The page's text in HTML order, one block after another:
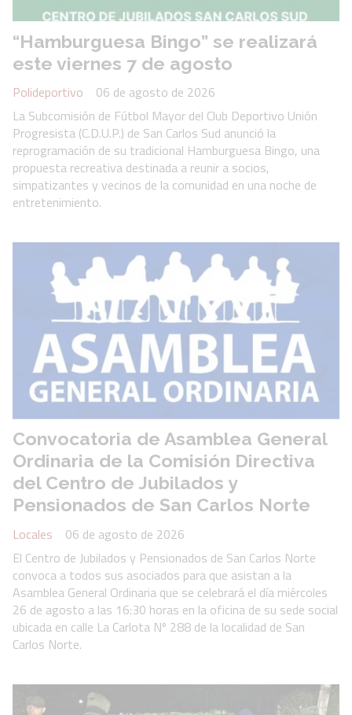
“Hamburguesa Bingo” se realizará
este viernes 7 de agosto
Polideportivo
06 de agosto de 2026
La Subcomisión de Fútbol Mayor del Club Deportivo Unión
Progresista (C.D.U.P.) de San Carlos Sud anunció la
reprogramación de su tradicional Hamburguesa Bingo, una
propuesta recreativa destinada a reunir a socios,
simpatizantes y vecinos de la comunidad en una noche de
entretenimiento.
Convocatoria de Asamblea General
Ordinaria de la Comisión Directiva
del Centro de Jubilados y
Pensionados de San Carlos Norte
Locales
06 de agosto de 2026
El Centro de Jubilados y Pensionados de San Carlos Norte
convoca a todos sus asociados para que asistan a la
Asamblea General Ordinaria que se celebrará el día miércoles
26 de agosto a las 16:30 horas en la oficina de su sede social
ubicada en calle La Carlota Nº 288 de la localidad de San
Carlos Norte.